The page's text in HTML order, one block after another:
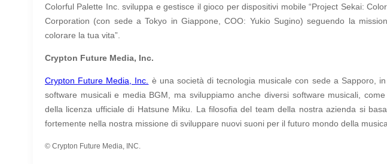
Colorful Palette Inc. sviluppa e gestisce il gioco per dispositivi mobile “Project Sekai:
Corporation (con sede a Tokyo in Giappone, COO: Yukio Sugino) seguendo la
colorare la tua vita”.
Crypton Future Media, Inc.
Crypton Future Media, Inc.
è una società di tecnologia musicale con sede a Sapporo,
software musicali e media BGM, ma sviluppiamo anche diversi software musicali,
della licenza ufficiale di Hatsune Miku. La filosofia del team della nostra azienda si
fortemente nella nostra missione di sviluppare nuovi suoni per il futuro mondo della musica.
© Crypton Future Media, INC.